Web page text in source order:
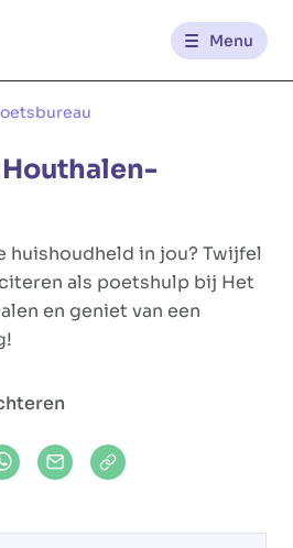
Menu
Jobs
NL FR
huishoudheld in jou? Twijfel
als poetshulp bij Het
en geniet van een
Twitter)
on LinkedIn
Share via Whatsapp
Share via Mail
Copy to clipboard